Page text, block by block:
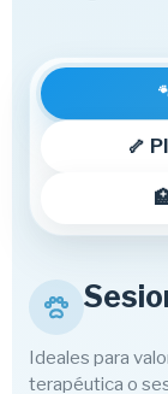
🦴
Ideales para
terapéutica o